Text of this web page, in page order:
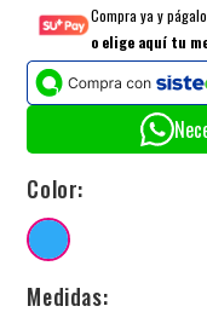
Compra ya y
o elige aquí tu
Color:
Medidas: